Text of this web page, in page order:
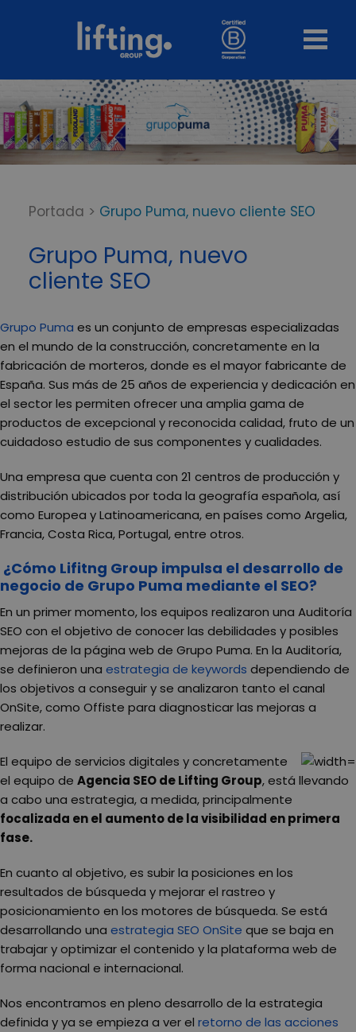
Portada > Grupo Puma, nuevo cliente SEO
Grupo Puma, nuevo
cliente SEO
Grupo Puma es un conjunto de empresas especializadas
en el mundo de la construcción, concretamente en la
fabricación de morteros, donde es el mayor fabricante de
España. Sus más de 25 años de experiencia y dedicación en
el sectorles permiten ofrecer una amplia gama de
productos de excepcional y reconocida calidad, fruto de un
cuidadoso estudio de sus componentes y cualidades.
Una empresa que cuenta con 21 centros de producción y
distribución ubicados por toda la geografía española, así
como Europea y Latinoamericana, en países como Argelia,
Francia, Costa Rica, Portugal, entre otros.
¿Cómo Lifitng Group impulsa el desarrollo de
negocio de Grupo Puma mediante el SEO?
En un primer momento, los equipos realizaron una Auditoría
SEO con el objetivo de conocer las debilidades y posibles
mejoras de la página web de Grupo Puma. En la Auditoría,
se definieron una estrategia de keywords dependiendo de
los objetivos a conseguir y se analizaron tanto el canal
OnSite, como Offiste para diagnosticar las mejoras a
realizar.
El equipo de servicios digitales y concretamente
el equipo de Agencia SEO de Lifting Group, está llevando
a cabo una estrategia, a medida, principalmente
focalizada en el aumento de la visibilidad en primera
fase.
En cuanto al objetivo, es subir la posiciones en los
resultados de búsqueda y mejorar el rastreo y
posicionamiento en los motores de búsqueda. Se está
desarrollando una estrategia SEO OnSite que se baja en
trabajar y optimizar el contenido y la plataforma web de
forma nacional e internacional.
Nos encontramos en pleno desarrollo de la estrategia
definida yya se empieza a ver el retorno de las acciones